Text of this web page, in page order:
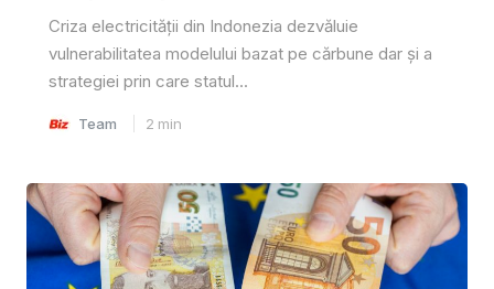
Criza electricității din Indonezia dezvăluie
vulnerabilitatea modelului bazat pe cărbune dar și a
strategiei prin care statul...
Team 2 min